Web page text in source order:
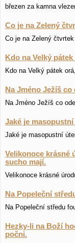
březen za kamna
Co je na Zelený
Co je na Zelený
Kdo na Velký
Kdo na Velký pátek
Na Jméno Ježíš
Na Jméno Ježíš co
Jaké je
Jaké je masopustní
Velikonoce krásné
sucho mají.
Velikonoce krásné
Na Popeleční
Na Popeleční středu
Hezky-li na Boží
počni.